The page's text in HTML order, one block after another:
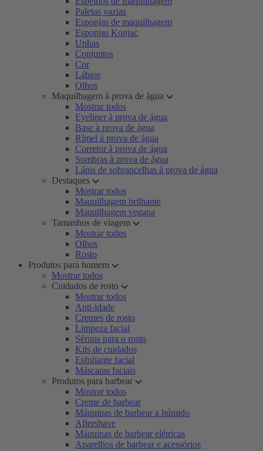
Paletas vazias
Esponjas de maquilhagem
Esponjas Konjac
Unhas
Conjuntos
Cor
Lábios
Olhos
Maquilhagem à prova de água
Mostrar todos
Eyeliner à prova de água
Base à prova de água
Rímel à prova de água
Corretor à prova de água
Sombras à prova de água
Lápis de sobrancelhas à prova de água
Destaques
Mostrar todos
Maquilhagem brilhante
Maquilhagem vegana
Tamanhos de viagem
Mostrar todos
Olhos
Rosto
Produtos para homem
Mostrar todos
Cuidados de rosto
Mostrar todos
Anti-idade
Cremes de rosto
Limpeza facial
Séruns para o rosto
Kits de cuidados
Esfoliante facial
Máscaras faciais
Produtos para barbear
Mostrar todos
Creme de barbear
Máquinas de barbear a húmido
Aftershave
Máquinas de barbear elétricas
Aparelhos de barbear e acessórios